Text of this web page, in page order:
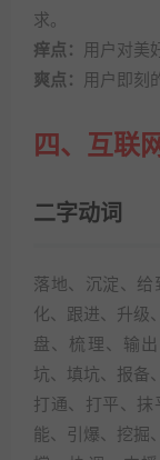
求。
痒点：
用户对美
爽点：
用户即刻
四、互联
二字动词
落地、沉淀、给
化、跟进、升级
盘、梳理、输
坑、填坑、报备
打通、打平、抹
能、引爆、挖掘